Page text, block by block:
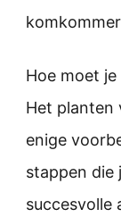
Hoe moet
Het planten
enige
stappen die
succesvolle